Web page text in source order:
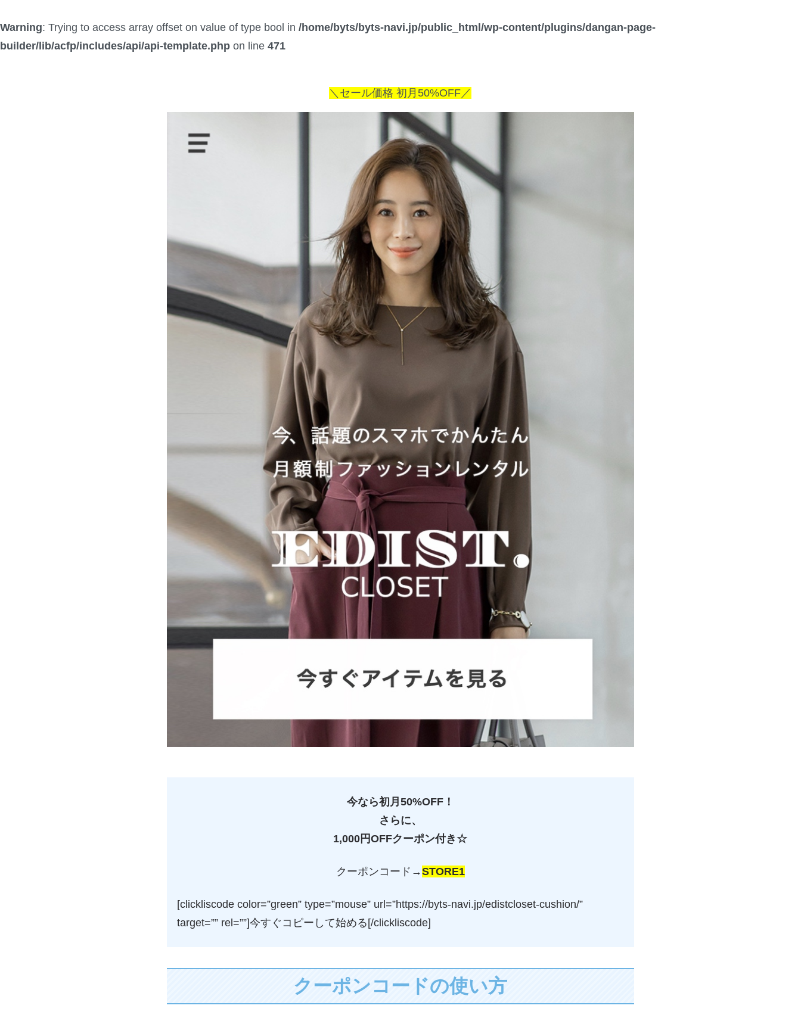
Warning: Trying to access array offset on value of type bool in /home/byts/byts-navi.jp/public_html/wp-content/plugins/dangan-page-
builder/lib/acfp/includes/api/api-template.php on line 471
＼セール価格 初月50%OFF／
今なら初月50%OFF！
さらに、
1,000円OFFクーポン付き☆
クーポンコード→STORE1
[clickliscode color=”green” type=”mouse” url=”https://byts-navi.jp/edistcloset-cushion/”
target=”” rel=””]今すぐコピーして始める[/clickliscode]
クーポンコードの使い方